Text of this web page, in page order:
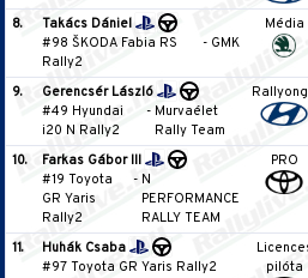
8.
Takács Dániel
#98 ŠKODA Fabia RS
Rally2
- GMK
Média
9.
Gerencsér László
#49 Hyundai
i20 N Rally2
- Murvaélet
Rally Team
10.
Farkas Gábor III
#19 Toyota
GR Yaris
Rally2
- N
PERFORMANCE
RALLY TEAM
PRO
11.
Huhák Csaba
#97 Toyota GR Yaris Rally2
pilóta